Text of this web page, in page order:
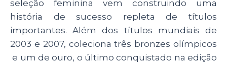
seleção feminina vem construindo uma
história de sucesso repleta de títulos
importantes. Além dos títulos mundiais de
2003 e 2007, coleciona três bronzes olímpicos
e um de ouro, o último conquistado na edição